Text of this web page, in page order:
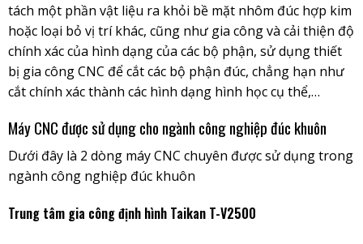
tách một phần vật liệu ra khỏi bề mặt nhôm đúc hợp kim
hoặc loại bỏ vị trí khác, cũng như gia công và cải thiện độ
chính xác của hình dạng của các bộ phận, sử dụng thiết
bị gia công CNC để cắt các bộ phận đúc, chẳng hạn như
cắt chính xác thành các hình dạng hình học cụ thể,…
Máy CNC được sử dụng cho ngành công nghiệp đúc khuôn
Dưới đây là 2 dòng máy CNC chuyên được sử dụng trong
ngành công nghiệp đúc khuôn
Trung tâm gia công định hình Taikan T-V2500